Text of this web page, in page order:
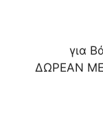
για
ΔΩΡΕΑΝ